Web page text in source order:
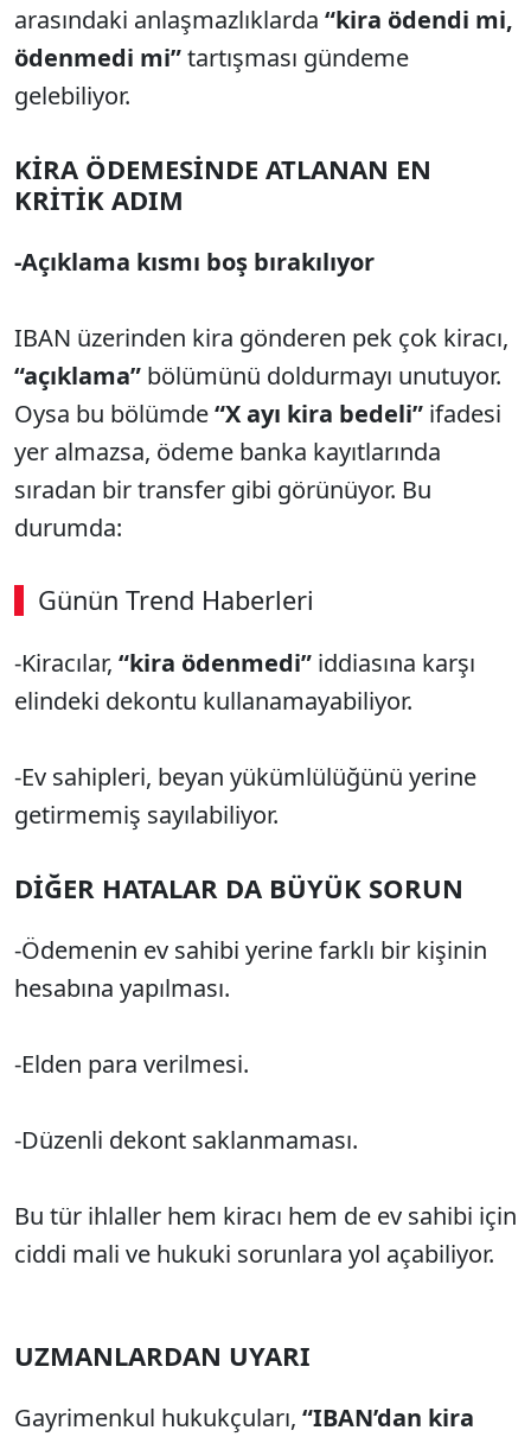
arasındaki anlaşmazlıklarda “kira ödendi mi,
ödenmedi mi”tartışması gündeme
gelebiliyor.
KİRA ÖDEMESİNDE ATLANAN EN
KRİTİK ADIM
-Açıklama kısmı boş bırakılıyor
IBAN üzerinden kira gönderen pek çok kiracı,
“açıklama” bölümünü doldurmayı unutuyor.
Oysa bu bölümde“X ayı kira bedeli” ifadesi
yer almazsa, ödeme banka kayıtlarında
sıradan bir transfer gibi görünüyor. Bu
durumda:
Günün Trend Haberleri
00:02 / 03:53
Sesi Aç
-Kiracılar, “kira ödenmedi” iddiasına karşı
elindeki dekontu kullanamayabiliyor.
-Ev sahipleri, beyan yükümlülüğünü yerine
getirmemiş sayılabiliyor.
DİĞER HATALAR DA BÜYÜK SORUN
-Ödemenin ev sahibi yerine farklı bir kişinin
hesabına yapılması.
-Elden para verilmesi.
-Düzenli dekont saklanmaması.
Bu tür ihlaller hem kiracı hem de ev sahibi için
ciddi mali ve hukuki sorunlara yol açabiliyor.
UZMANLARDAN UYARI
Gayrimenkul hukukçuları, “IBAN’dan kira